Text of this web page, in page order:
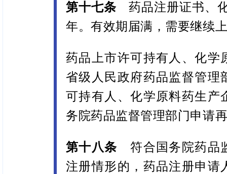
第十七条 药品注册证书、
年。有效期届满，需要继续
药品上市许可持有人、化学
省级人民政府药品监督管理
可持有人、化学原料药生产
务院药品监督管理部门申请
第十八条 符合国务院药品
注册情形的，药品注册申请